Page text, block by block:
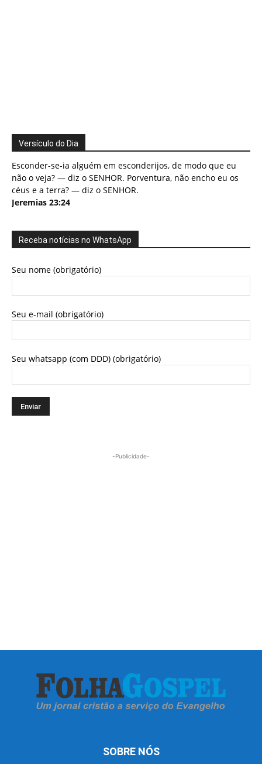
Versículo do Dia
Esconder-se-ia alguém em esconderijos, de modo que eu
não o veja? — diz o SENHOR. Porventura, não encho eu os
céus e a terra? — diz o SENHOR.
Jeremias 23:24
Receba notícias no WhatsApp
Seu nome (obrigatório)
Seu e-mail (obrigatório)
Seu whatsapp (com DDD) (obrigatório)
-Publicidade-
SOBRE NÓS